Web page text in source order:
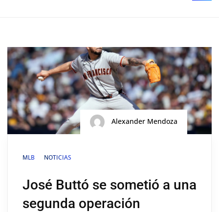
Alexander Mendoza
MLB NOTICIAS
José Buttó se sometió a una
segunda operación